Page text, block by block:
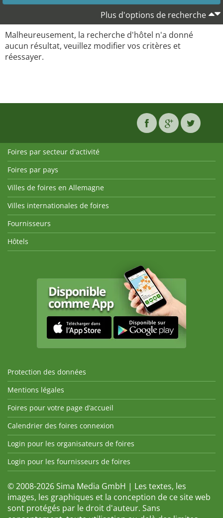
Plus d'options de recherche
Malheureusement, la recherche d'hôtel n'a donné
aucun résultat, veuillez modifier vos critères et
réessayer.
Foires par secteur d'activité
Foires par pays
Villes de foires en Allemagne
Villes internationales de foires
Fournisseurs
Hôtels
Protection des données
Mentions légales
Foires pour votre page d’accueil
Calendrier des foires connexion
Login pour les organisateurs de foires
Login pour les fournisseurs de foires
© 2008-2026 Sima Media GmbH | Les textes, les
images, les graphiques et la conception de ce site web
sont protégés par le droit d'auteur. Sans